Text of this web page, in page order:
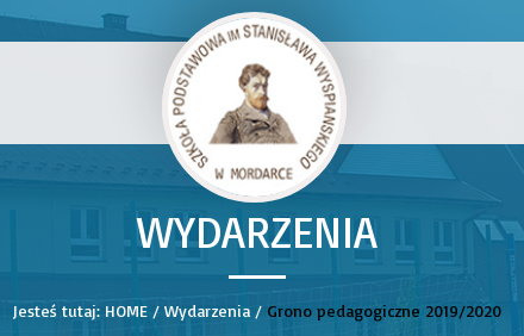
WYDARZENIA
__
Jesteś tutaj: HOME / Wydarzenia / Grono pedagogiczne 2019/2020